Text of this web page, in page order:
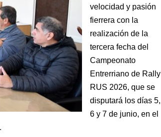
velocidad y pasión
fierrera con la
realización de la
tercera fecha del
Campeonato
Entrerriano de Rally
RUS 2026, que se
disputará los días 5,
6 y 7 de junio, en el